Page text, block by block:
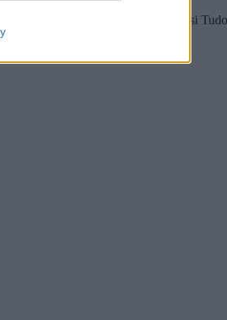
300 felett a ponthatárt. Ezt a Pécsi